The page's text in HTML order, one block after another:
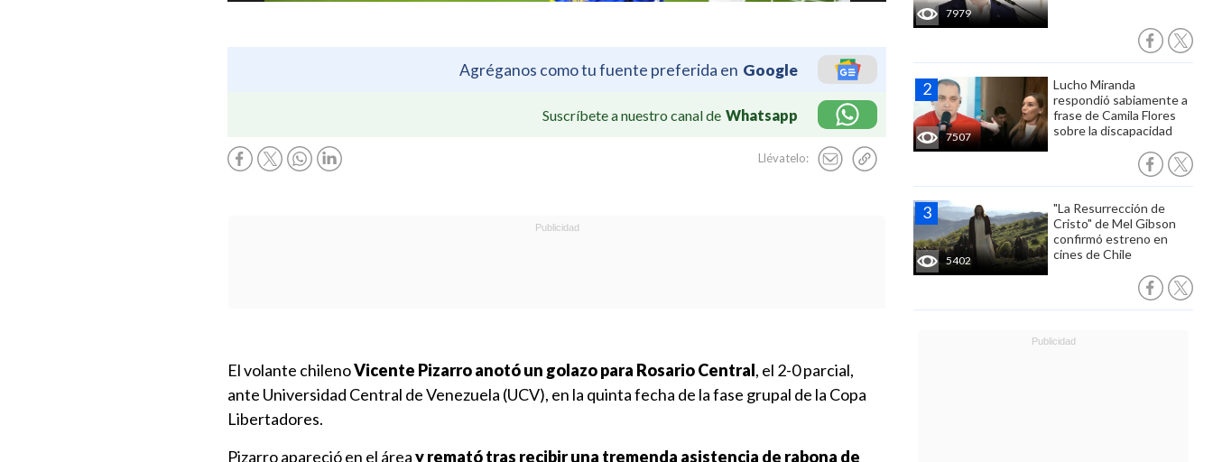
Agréganos como tu fuente preferida en Google
Suscríbete a nuestro canal de Whatsapp
Llévatelo:
7979
7507
Lucho Miranda
respondió sabiamente a
frase de Camila Flores
sobre la discapacidad
5402
"La Resurrección de
Cristo" de Mel Gibson
confirmó estreno en
cines de Chile
El volante chilenoVicente Pizarro anotó un golazo para Rosario Central, el 2-0 parcial,
ante Universidad Central de Venezuela (UCV), en la quinta fecha de la fase grupal de la Copa
Libertadores.
Pizarro apareció en el áreay remató tras recibir una tremenda asistencia de rabona de